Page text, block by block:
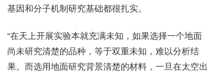
基因和分子机制研究基础都很扎实。
“在天上开展实验本就充满未知，如果选择一个地面
尚未研究清楚的品种，等于双重未知，难以分析结
果。而选用地面研究背景清楚的材料，一旦在太空出